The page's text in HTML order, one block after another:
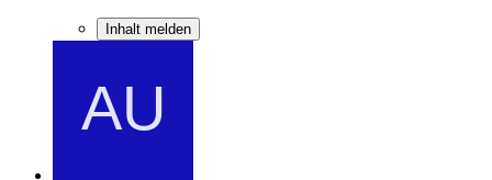
Inhalt melden